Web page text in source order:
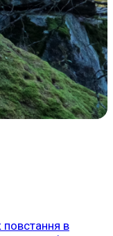
в